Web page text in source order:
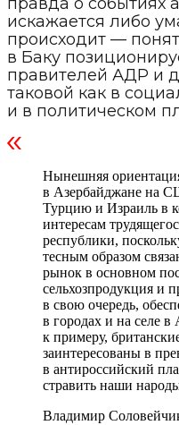
искажается либо
происходит —
в Баку
правителей АДР и
таковой как в
и в политическом
Нынешняя
в Азербайджане на
Турцию и Израиль в
интересам
республики,
тесным образом
рынок в основном
сельхозпродукция и
в свою очередь,
в городах и на селе
к примеру,
заинтересованы в
в антироссийский
стравить наши
Владимир